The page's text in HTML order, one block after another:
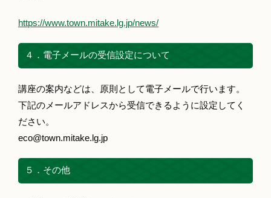
https://www.town.mitake.lg.jp/news/
４．電子メールの受信設定について
講座の案内などは、原則として電子メールで行います。
下記のメールアドレスから受信できるように設定してく
ださい。
eco@town.mitake.lg.jp
５．その他